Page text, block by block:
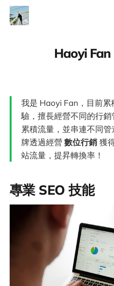
Haoyi
我是 Haoyi Fan，目前
驗，擅長經營不同的行
累積流量，並串連不同
牌透過經營 數位行銷 獲
站流量，提昇轉換率！
專業 SEO 技能